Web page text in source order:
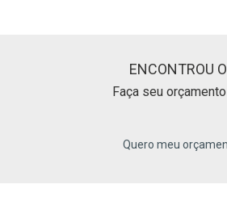
ENCONTROU
Faça seu
Quero meu